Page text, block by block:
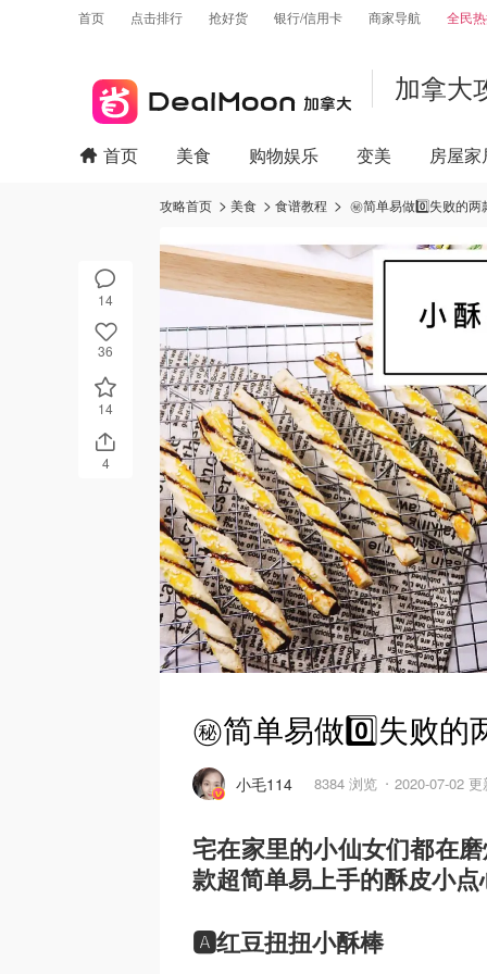
首页 点击排行 抢好货 银行/信用卡 商家导航 全民
加拿大
14
36
14
4
首页 美食 购物娱乐 变美 房屋家
攻略首页 美食 食谱教程 ㊙️简单易做0️⃣失败的两
㊙️简单易做0️⃣失败的
小毛114 8384 浏览 2020-07-02 更
宅在家里的小仙女们都在
款超简单易上手的酥皮小
🅰️红豆扭扭小酥棒